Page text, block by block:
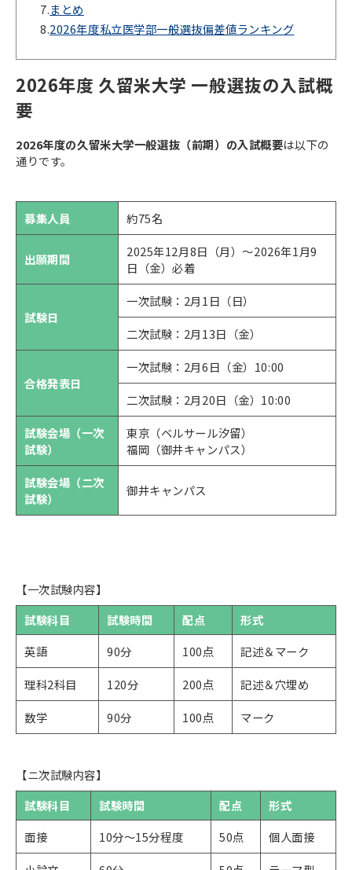
7.まとめ
8.2026年度私立医学部一般選抜偏差値ランキング
2026年度 久留米大学 一般選抜の入試概
要
2026年度の久留米大学一般選抜（前期）の入試概要は以下の
通りです。
募集人員 約75名
出願期間
2025年12月8日（月）～2026年1月9
日（金）必着
試験日
一次試験：2月1日（日）
二次試験：2月13日（金）
合格発表日
一次試験：2月6日（金）10:00
二次試験：2月20日（金）10:00
試験会場（一次
試験）
東京（ベルサール汐留）
福岡（御井キャンパス）
試験会場（二次
試験）
御井キャンパス
【一次試験内容】
試験科目
試験時間 配点
形式
英語
90分 100点
記述＆マーク
理科2科目
120分 200点
記述＆穴埋め
数学
90分 100点 マーク
【ニ次試験内容】
試験科目
試験時間 配点
形式
面接
10分～15分程度 50点
個人面接